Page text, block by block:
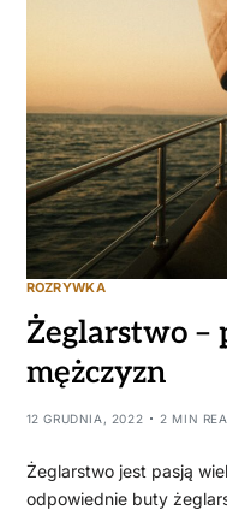
ROZRYWKA
Żeglarstwo –
mężczyzn
12 GRUDNIA, 2022 2 MIN
Żeglarstwo jest pasją
odpowiednie buty